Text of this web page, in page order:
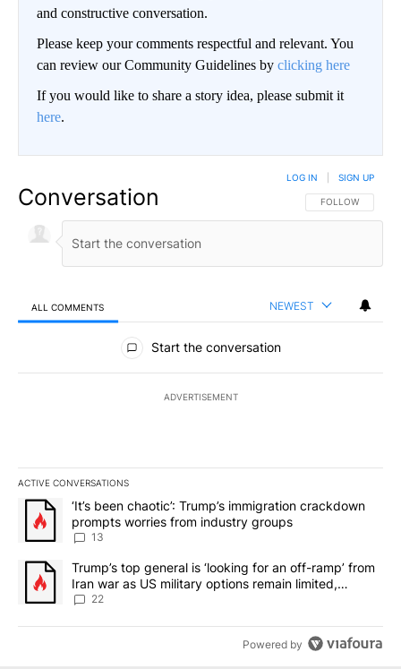
and constructive conversation.
Please keep your comments respectful and relevant. You
can review our Community Guidelines by clicking here
If you would like to share a story idea, please submit it
here.
Conversation FOLLOW THIS
FOLLOW
LOG IN SIGN UP
ALL COMMENTS NEWEST
All Comments
Start the conversation
ADVERTISEMENT
ACTIVE CONVERSATIONS
The following is a list of the most commented articles in the last
A trending article titled "‘It’s been chaotic’: Trump’s
‘It’s been chaotic’: Trump’s immigration crackdown
prompts worries from industry groups
13
A trending article titled "Trump’s top general is ‘looking for an
Trump’s top general is ‘looking for an off-ramp’ from
Iran war as US military options remain limited,
sources say
22
Powered by